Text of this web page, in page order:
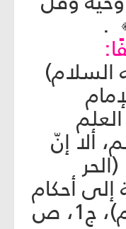
السلام)
ألا إنّ
إلى أحكام
الأئمة (عليهم السلام)، ج1، ص